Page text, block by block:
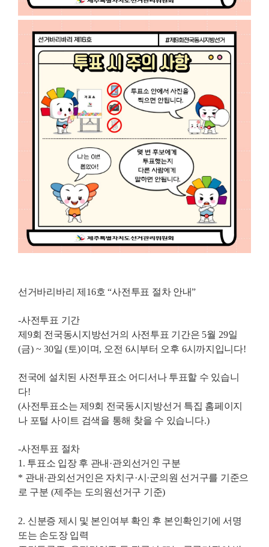
선거바리바리 제 16호“사전투표 절차 안내”
-사전투표 기간
제 9회 전국동시지방선거의 사전투표 기간은 5월 29일
(금) ~ 30일(토)이며, 오전 6시부터 오후 6시까지입니다!
전국에 설치된 사전투표소 어디서나 투표할 수 있습니
다!
(사전투표소는 제9회 전국동시지방선거 특집 홈페이지
나 포털 사이트 검색을 통해 찾을 수 있습니다.)
-사전투표 절차
1. 투표소 입장 후 관내 ·관외선거인 구분
* 관내·관외선거인은 자치구·시 ·군의원 선거구를 기준으
로 구분 (제주는 도의원선거구 기준)
2. 신분증 제시 및 본인여부 확인 후 본인확인기에 서명
또는 손도장 입력